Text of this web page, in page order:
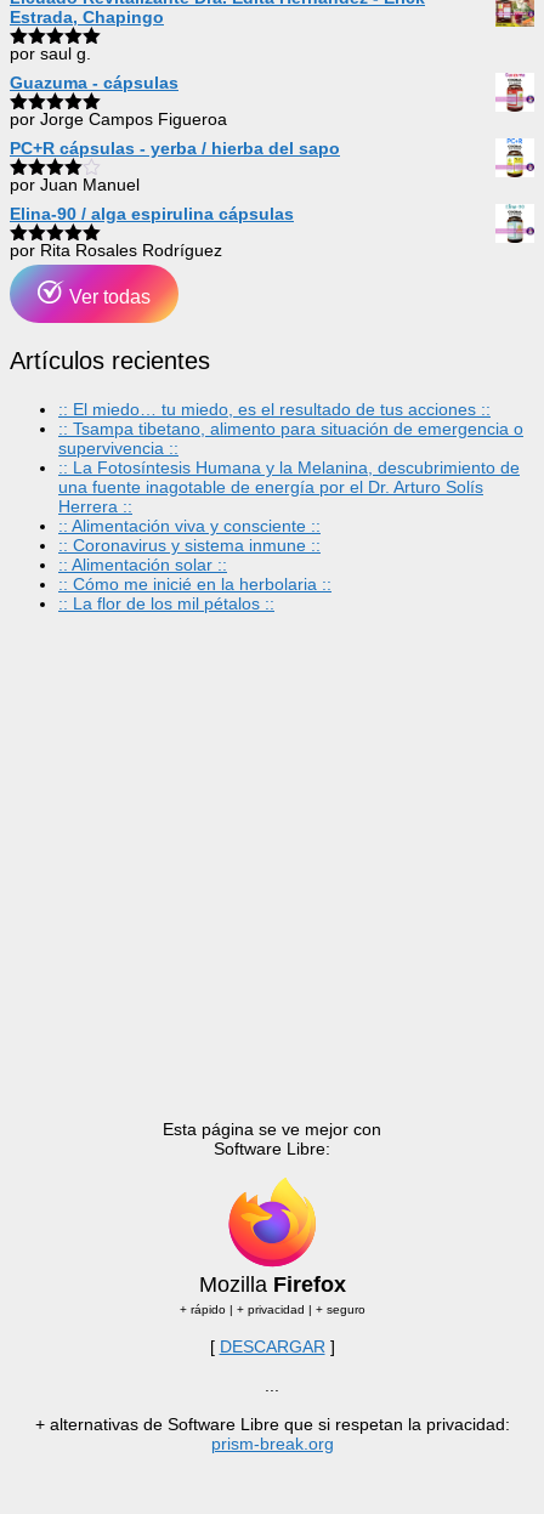
Estrada, Chapingo
Valorado
con5de 5
por saul g.
Guazuma - cápsulas
Valorado
con5de 5
por Jorge Campos Figueroa
PC+R cápsulas - yerba / hierba del sapo
Valorado
con4 de
5
por Juan Manuel
Elina-90 / alga espirulina cápsulas
Valorado
con
por Rita Rosales Rodríguez
Ver todas
Artículos recientes
:: El miedo… tu miedo, es el resultado de tus acciones ::
:: Tsampa tibetano, alimento para situación de emergencia o
supervivencia ::
:: La Fotosíntesis Humana y la Melanina, descubrimiento de
una fuente inagotable de energía por el Dr. Arturo Solís
Herrera ::
:: Alimentación viva y consciente ::
:: Coronavirus y sistema inmune ::
:: Alimentación solar ::
:: Cómo me inicié en la herbolaria ::
:: La flor de los mil pétalos ::
Esta página se ve mejor con
Software Libre:
Mozilla Firefox
+ rápido | + privacidad | + seguro
[ DESCARGAR ]
+ alternativas de Software Libre que si respetan la privacidad:
prism-break.org